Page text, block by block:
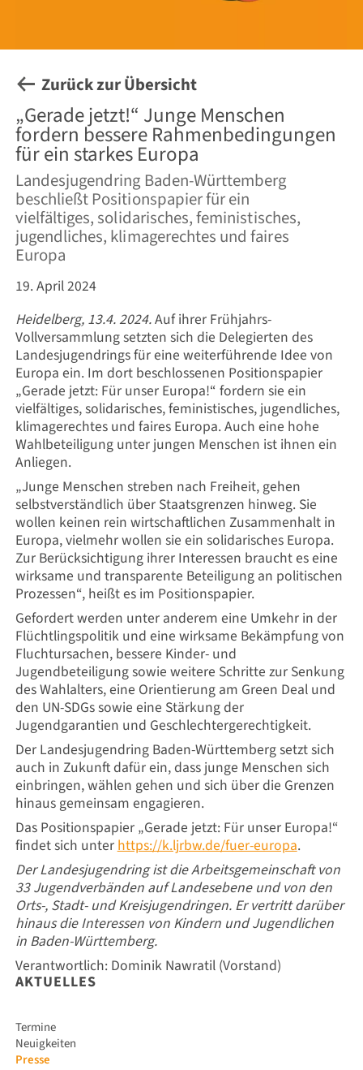
AKTUELLES
Navigation
überspringen
Termine
Neuigkeiten
Presse
„Gerade jetzt!“ Junge Menschen
fordern bessere Rahmen­bedingungen
für ein starkes Europa
Landesjugendring Baden-Württemberg
beschließt Positionspapier für ein
vielfältiges, solidarisches, feministisches,
jugendliches, klimagerechtes und faires
Europa
19. April 2024
Heidelberg, 13.4. 2024.Auf ihrer Frühjahrs-
Vollversammlung setzten sich die Delegierten des
Landesjugendrings für eine weiterführende Idee von
Europa ein. Im dort beschlossenen Positionspapier
„Gerade jetzt: Für unser Europa!“ fordern sie ein
vielfältiges, solidarisches, feministisches, jugendliches,
klimagerechtes und faires Europa. Auch eine hohe
Wahlbeteiligung unter jungen Menschen ist ihnen ein
Anliegen.
„Junge Menschen streben nach Freiheit, gehen
selbstverständlich über Staatsgrenzen hinweg. Sie
wollen keinen rein wirtschaftlichen Zusammenhalt in
Europa, vielmehr wollen sie ein solidarisches Europa.
Zur Berücksichtigung ihrer Interessen braucht es eine
wirksame und transparente Beteiligung an politischen
Prozessen“, heißt es im Positionspapier.
Gefordert werden unter anderem eine Umkehr in der
Flüchtlingspolitik und eine wirksame Bekämpfung von
Fluchtursachen, bessere Kinder- und
Jugendbeteiligung sowie weitere Schritte zur Senkung
des Wahlalters, eine Orientierung am Green Deal und
den UN-SDGs sowie eine Stärkung der
Jugendgarantien und Geschlechtergerechtigkeit.
Der Landesjugendring Baden-Württemberg setzt sich
auch in Zukunft dafür ein, dass junge Menschen sich
einbringen, wählen gehen und sich über die Grenzen
hinaus gemeinsam engagieren.
Das Positionspapier „Gerade jetzt: Für unser Europa!“
findet sich unterhttps://k.ljrbw.de/fuer-europa.
Der Landesjugendring ist die Arbeitsgemeinschaft von
33 Jugendverbänden auf Landesebene und von den
Orts-, Stadt- und Kreisjugendringen. Er vertritt darüber
hinaus die Interessen von Kindern und Jugendlichen
in Baden-Württemberg.
Verantwortlich: Dominik Nawratil (Vorstand)
Zurück zur Übersicht